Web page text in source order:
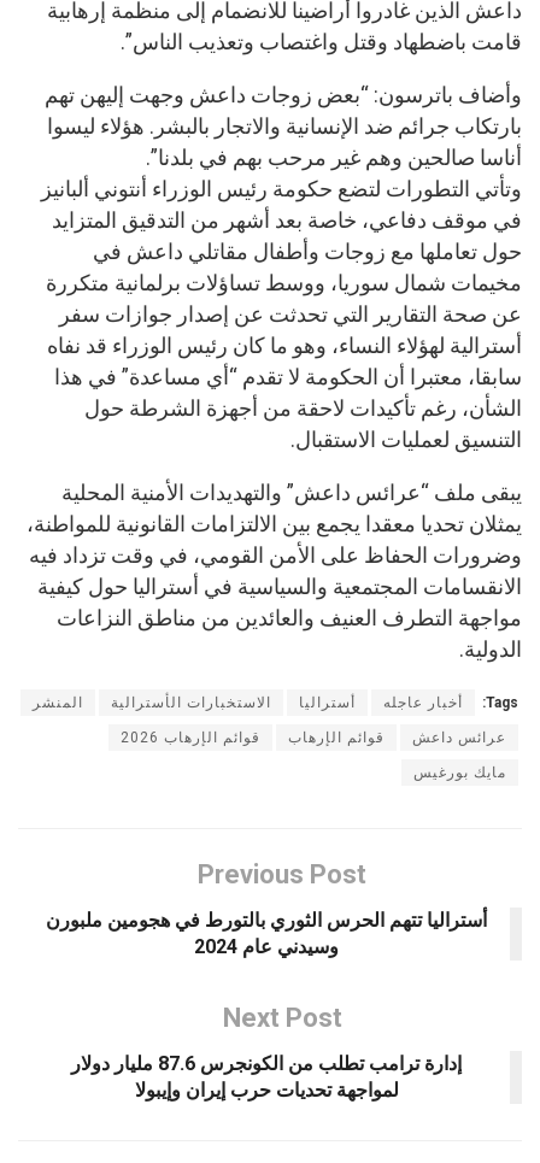
داعش الذين غادروا أراضينا للانضمام إلى منظمة إرهابية
قامت باضطهاد وقتل واغتصاب وتعذيب الناس”.
وأضاف باترسون: “بعض زوجات داعش وجهت إليهن تهم
بارتكاب جرائم ضد الإنسانية والاتجار بالبشر. هؤلاء ليسوا
أناسا صالحين وهم غير مرحب بهم في بلدنا”.
وتأتي التطورات لتضع حكومة رئيس الوزراء أنتوني ألبانيز
في موقف دفاعي، خاصة بعد أشهر من التدقيق المتزايد
حول تعاملها مع زوجات وأطفال مقاتلي داعش في
مخيمات شمال سوريا، ووسط تساؤلات برلمانية متكررة
عن صحة التقارير التي تحدثت عن إصدار جوازات سفر
أسترالية لهؤلاء النساء، وهو ما كان رئيس الوزراء قد نفاه
سابقا، معتبرا أن الحكومة لا تقدم “أي مساعدة” في هذا
الشأن، رغم تأكيدات لاحقة من أجهزة الشرطة حول
التنسيق لعمليات الاستقبال.
يبقى ملف “عرائس داعش” والتهديدات الأمنية المحلية
يمثلان تحديا معقدا يجمع بين الالتزامات القانونية للمواطنة،
وضرورات الحفاظ على الأمن القومي، في وقت تزداد فيه
الانقسامات المجتمعية والسياسية في أستراليا حول كيفية
مواجهة التطرف العنيف والعائدين من مناطق النزاعات
الدولية.
Tags: أخبار عاجله أستراليا الاستخبارات الأسترالية المنشر
عرائس داعش قوائم الإرهاب قوائم الإرهاب 2026
مايك بورغيس
Previous Post
أستراليا تتهم الحرس الثوري بالتورط في هجومين ملبورن
وسيدني عام 2024
Next Post
إدارة ترامب تطلب من الكونجرس 87.6 مليار دولار
لمواجهة تحديات حرب إيران وإيبولا